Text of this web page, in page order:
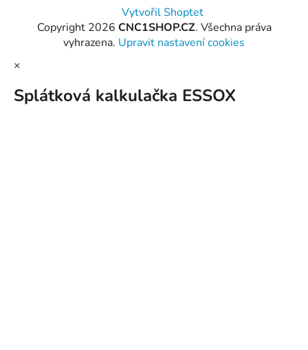
Vytvořil Shoptet
Copyright 2026 CNC1SHOP.CZ. Všechna práva
vyhrazena. Upravit nastavení cookies
×
Splátková kalkulačka ESSOX